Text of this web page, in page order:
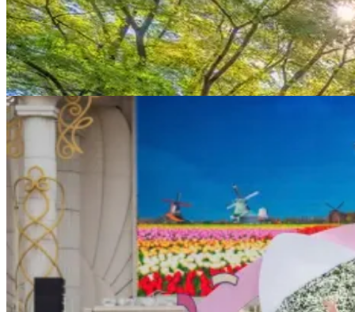
Có2tourTour Du Lịch Hàn Quốc Trọn
Gói 2026 – Seoul, Nami, Everland, Jeju
đang bán chạy
0911222288